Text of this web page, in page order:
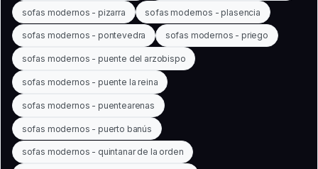
sofas modernos - pizarra sofas modernos - plasencia
sofas modernos - pontevedra sofas modernos - priego
sofas modernos - puente del arzobispo
sofas modernos - puente la reina
sofas modernos - puentearenas
sofas modernos - puerto banús
sofas modernos - quintanar de la orden